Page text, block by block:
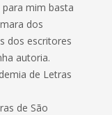
mim basta
dos
dos escritores
autoria.
de Letras
de São